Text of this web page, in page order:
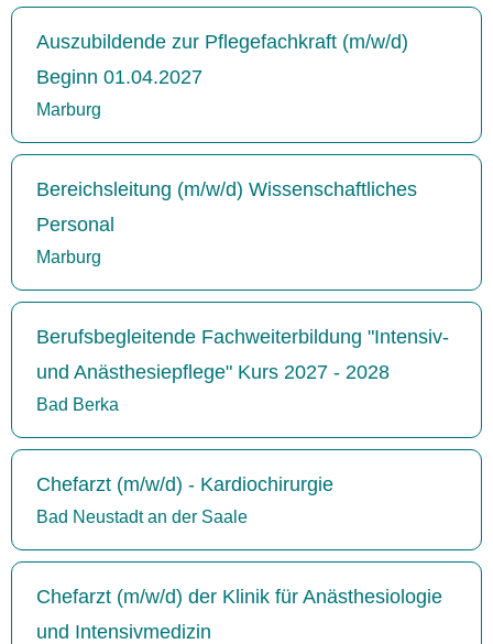
Auszubildende zur Pflegefachkraft (m/w/d)
Beginn 01.04.2027
Marburg
Bereichsleitung (m/w/d) Wissenschaftliches
Personal
Marburg
Berufsbegleitende Fachweiterbildung "Intensiv-
und Anästhesiepflege" Kurs 2027 - 2028
Bad Berka
Chefarzt (m/w/d) - Kardiochirurgie
Bad Neustadt an der Saale
Chefarzt (m/w/d) der Klinik für Anästhesiologie
und Intensivmedizin